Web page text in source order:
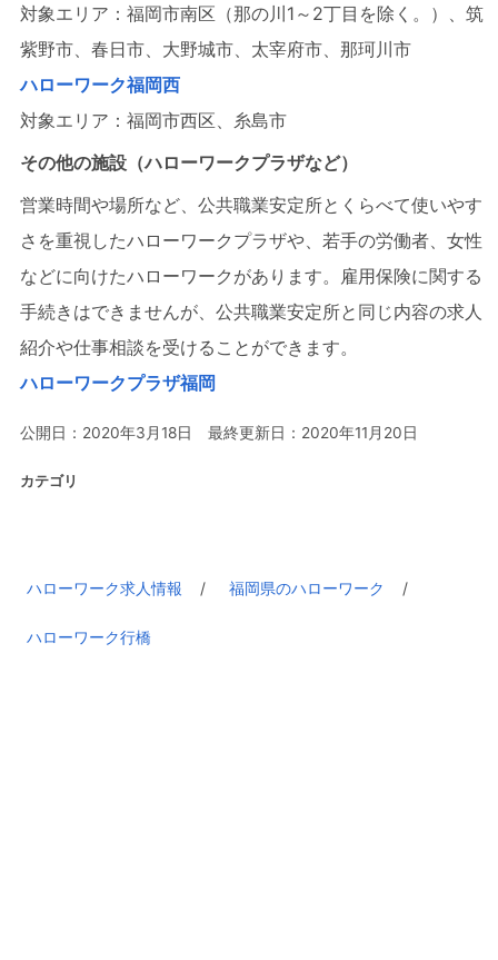
対象エリア：福岡市南区（那の川1～2丁目を除く。）、筑
紫野市、春日市、大野城市、太宰府市、那珂川市
ハローワーク福岡西
対象エリア：福岡市西区、糸島市
その他の施設（ハローワークプラザなど）
営業時間や場所など、公共職業安定所とくらべて使いやす
さを重視したハローワークプラザや、若手の労働者、女性
などに向けたハローワークがあります。雇用保険に関する
手続きはできませんが、公共職業安定所と同じ内容の求人
紹介や仕事相談を受けることができます。
ハローワークプラザ福岡
公開日：2020年3月18日 最終更新日：2020年11月20日
カテゴリ
ハローワーク求人情報 福岡県のハローワーク
ハローワーク行橋